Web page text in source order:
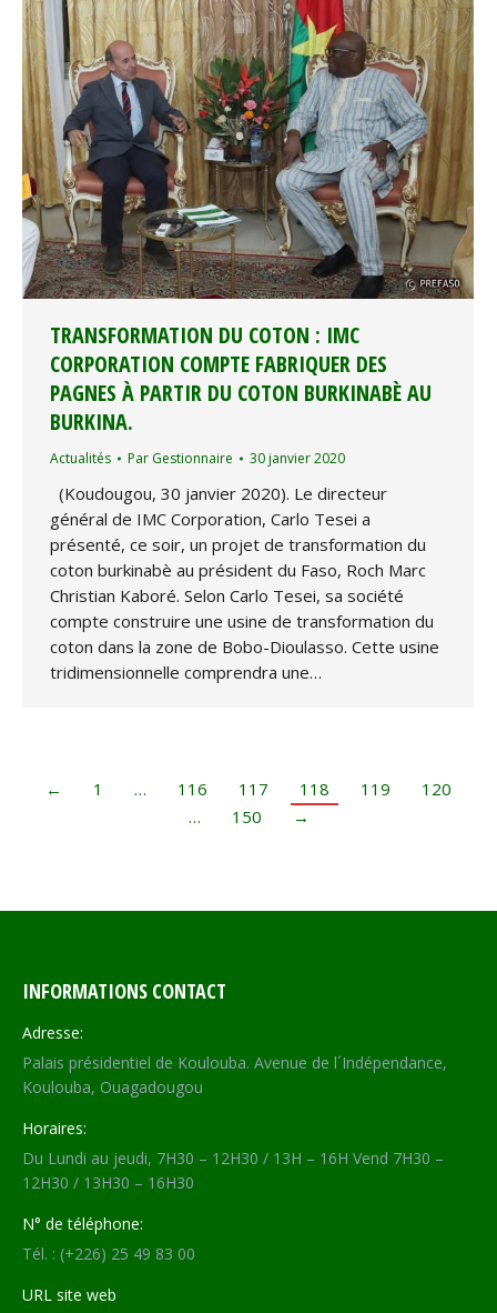
TRANSFORMATION DU COTON : IMC
CORPORATION COMPTE FABRIQUER DES
PAGNES À PARTIR DU COTON BURKINABÈ AU
BURKINA.
Actualités Par Gestionnaire 30 janvier 2020
(Koudougou, 30 janvier 2020). Le directeur
général de IMC Corporation, Carlo Tesei a
présenté, ce soir, un projet de transformation du
coton burkinabè au président du Faso, Roch Marc
Christian Kaboré. Selon Carlo Tesei, sa société
compte construire une usine de transformation du
coton dans la zone de Bobo-Dioulasso. Cette usine
tridimensionnelle comprendra une…
← 1 … 116 117 118 119
120
…
150 →
INFORMATIONS CONTACT
Adresse:
Palais présidentiel de Koulouba. Avenue de l´Indépendance,
Koulouba, Ouagadougou
Horaires:
Du Lundi au jeudi, 7H30 – 12H30 / 13H – 16H Vend 7H30 –
12H30 / 13H30 – 16H30
N° de téléphone:
Tél. : (+226) 25 49 83 00
URL site web